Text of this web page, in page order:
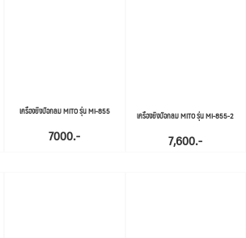
เครื่องยิงบ๊อกลม MITO รุ่น MI-855
7000.-
เครื่องยิงบ๊อกลม MITO รุ่น MI-855-2
7,600.-